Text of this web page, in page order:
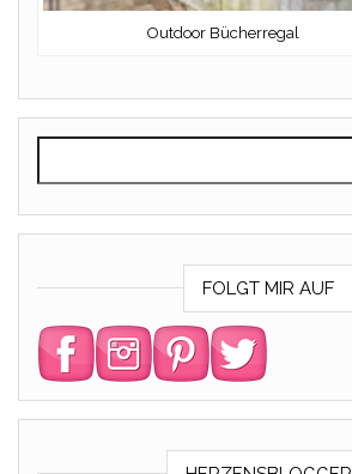
Outdoor Bücherregal
FOLGT MIR AUF